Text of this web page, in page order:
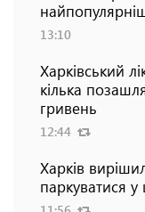
13:10
Харківський
кілька
гривень
12:44
Харків
паркуватися